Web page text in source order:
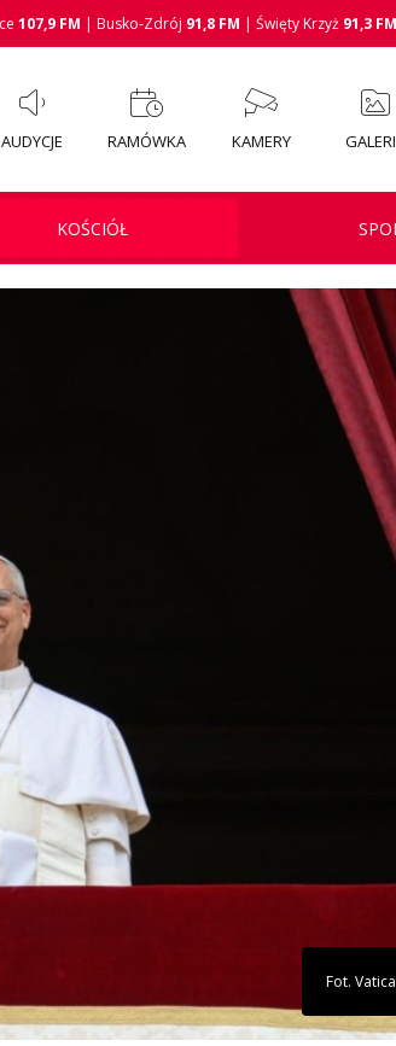
107,9 FM | Busko-Zdrój 91,8 FM | Święty Krzyż 91,3 FM
AUDYCJE RAMÓWKA KAMERY
KOŚCIÓŁ
Fot.